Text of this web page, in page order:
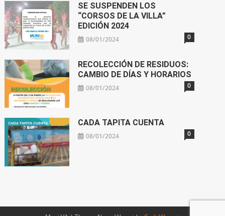
SE SUSPENDEN LOS
“CORSOS DE LA VILLA”
EDICIÓN 2024
08/01/2024 0
RECOLECCIÓN DE RESIDUOS:
CAMBIO DE DÍAS Y HORARIOS
08/01/2024 0
CADA TAPITA CUENTA
08/01/2024 0